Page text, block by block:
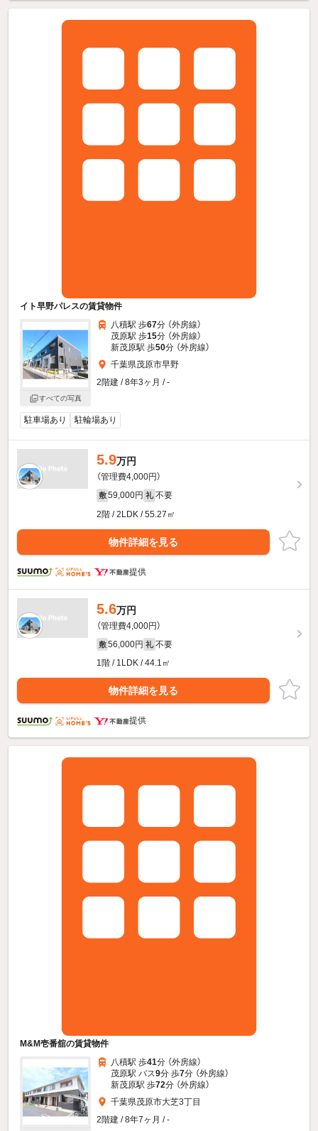
イト早野パレスの賃貸物件
すべての写真
八積駅 歩67分 （外房線）
茂原駅 歩15分 （外房線）
新茂原駅 歩50分 （外房線）
千葉県茂原市早野
2階建 / 8年3ヶ月 / -
駐車場あり 駐輪場あり
5.9万円
（管理費4,000円）
敷 59,000円 礼 不要
2階 / 2LDK / 55.27㎡
物件詳細を見る
提供
5.6万円
（管理費4,000円）
敷 56,000円 礼 不要
1階 / 1LDK / 44.1㎡
物件詳細を見る
提供
M&M壱番舘の賃貸物件
八積駅 歩41分 （外房線）
茂原駅 バス9分 歩7分 （外房線）
新茂原駅 歩72分 （外房線）
千葉県茂原市大芝3丁目
2階建 / 8年7ヶ月 / -